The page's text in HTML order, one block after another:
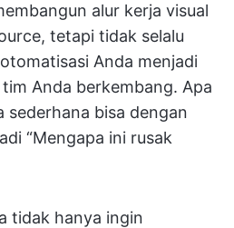
alur kerja visual
tetapi tidak selalu
Anda menjadi
Anda berkembang. Apa
sederhana bisa dengan
“Mengapa ini rusak
tidak hanya ingin